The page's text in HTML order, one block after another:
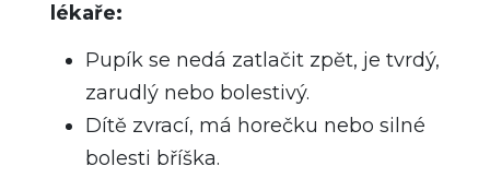
lékaře:
Pupík se nedá zatlačit zpět, je tvrdý,
zarudlý nebo bolestivý.
Dítě zvrací, má horečku nebo silné
bolesti bříška.